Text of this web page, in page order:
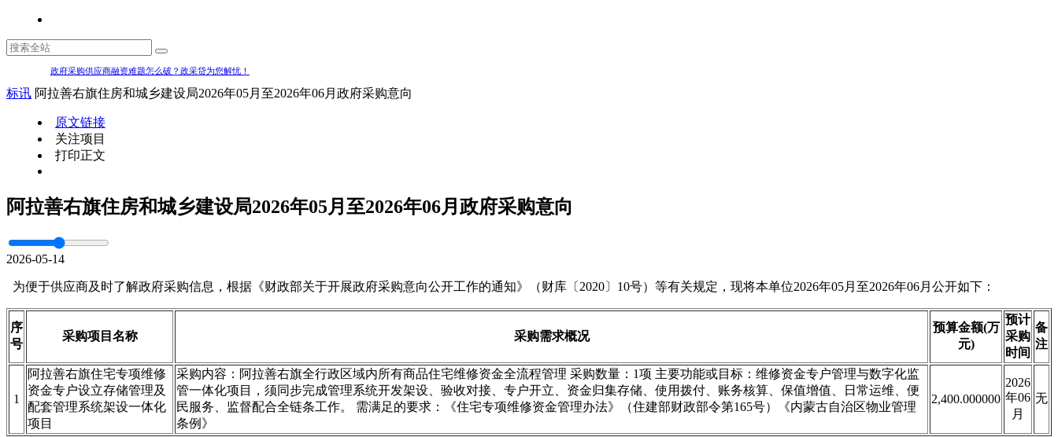
政府采购供应商融资难题怎么破？政采贷为您解忧！
标讯 阿拉善右旗住房和城乡建设局2026年05月至2026年06月政府采购意向
原文链接
关注项目
打印正文
阿拉善右旗住房和城乡建设局2026年05月至2026年06月政府采购意向
2026-05-14
为便于供应商及时了解政府采购信息，根据《财政部关于开展政府采购意向公开工作的通知》（财库〔2020〕10号）等有关规定，现将本单位2026年05月至2026年06月公开如下：
序
号
采购项目名称 采购需求概况
预算金额(万
元)
预计
采购
时间
备
注
1
阿拉善右旗住宅专项维修
资金专户设立存储管理及
配套管理系统架设一体化
项目
采购内容：阿拉善右旗全行政区域内所有商品住宅维修资金全流程管理 采购数量：1项 主要功能或目标：维修资金专户管理与数字化监
管一体化项目，须同步完成管理系统开发架设、验收对接、专户开立、资金归集存储、使用拨付、账务核算、保值增值、日常运维、便
民服务、监督配合全链条工作。 需满足的要求：《住宅专项维修资金管理办法》（住建部财政部令第165号）《内蒙古自治区物业管理
条例》
2,400.000000
2026
年06
月
无